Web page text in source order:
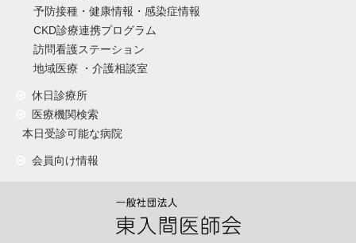
予防接種・健康情報・感染症情報
CKD診療連携プログラム
訪問看護ステーション
地域医療 ・介護相談室
休日診療所
医療機関検索
本日受診可能な病院
会員向け情報